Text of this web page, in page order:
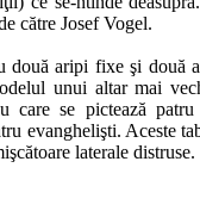
către Josef Vogel.
două aripi fixe şi două
unui altar mai
care se pictează
evanghelişti. Aceste
laterale distruse.